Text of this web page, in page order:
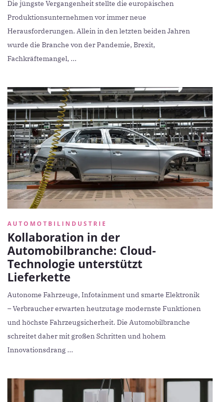
Die jüngste Vergangenheit stellte die europäischen
Produktionsunternehmen vor immer neue
Herausforderungen. Allein in den letzten beiden Jahren
wurde die Branche von der Pandemie, Brexit,
Fachkräftemangel, ...
AUTOMOTBILINDUSTRIE
Kollaboration in der
Automobilbranche: Cloud-
Technologie unterstützt
Lieferkette
Autonome Fahrzeuge, Infotainment und smarte Elektronik
– Verbraucher erwarten heutzutage modernste Funktionen
und höchste Fahrzeugsicherheit. Die Automobilbranche
schreitet daher mit großen Schritten und hohem
Innovationsdrang ...